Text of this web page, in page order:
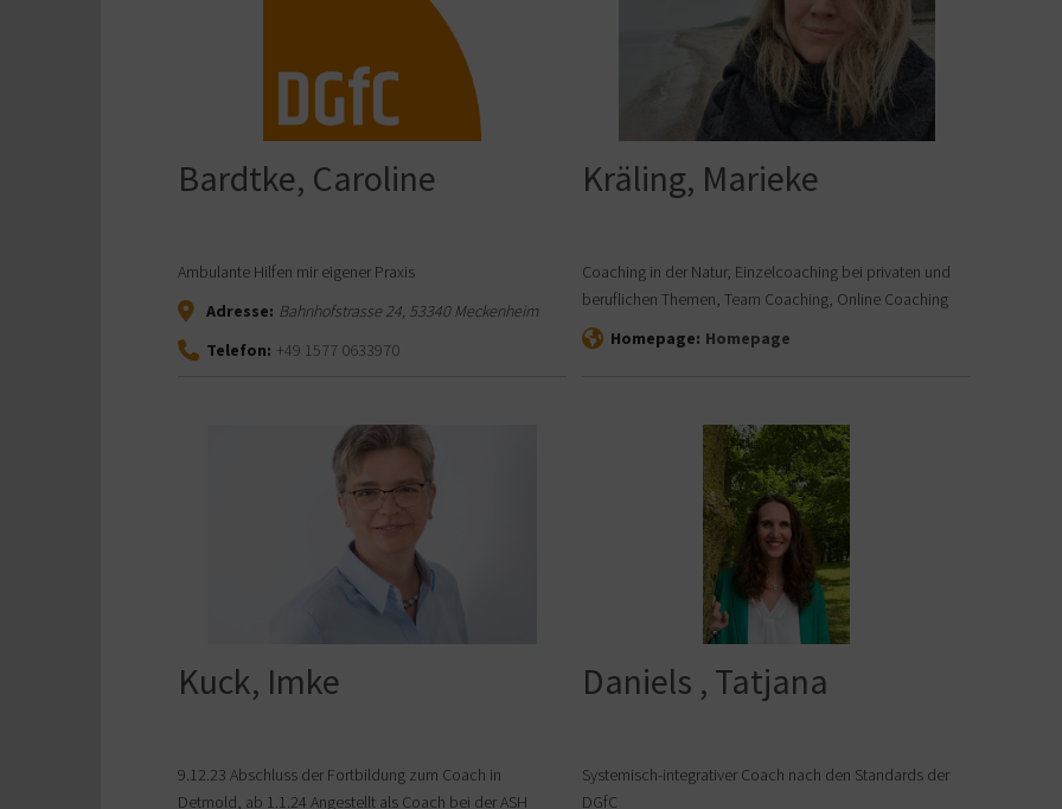
Bardtke, Caroline
Ambulante Hilfen mir eigener Praxis
Adresse: Bahnhofstrasse 24, 53340Meckenheim
Telefon: +49 1577 0633970
Kräling, Marieke
Coaching in der Natur, Einzelcoaching bei privaten und
beruflichen Themen, Team Coaching, Online Coaching
Homepage: Homepage
Kuck, Imke
9.12.23 Abschluss der Fortbildung zum Coach in
Detmold, ab 1.1.24 Angestellt als Coach bei der ASH
Daniels , Tatjana
Systemisch-integrativer Coach nach den Standards der
DGfC